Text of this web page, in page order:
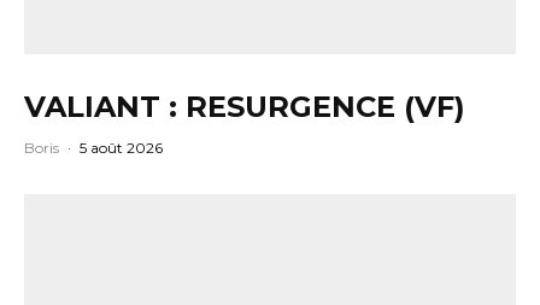
VALIANT : RESURGENCE (VF)
Boris · 5 août 2026